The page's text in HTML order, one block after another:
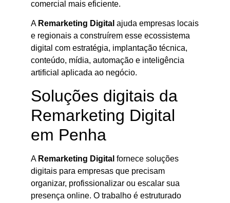
comercial mais eficiente.
A Remarketing Digital ajuda empresas locais
e regionais a construírem esse ecossistema
digital com estratégia, implantação técnica,
conteúdo, mídia, automação e inteligência
artificial aplicada ao negócio.
Soluções digitais da
Remarketing Digital
em Penha
A Remarketing Digital fornece soluções
digitais para empresas que precisam
organizar, profissionalizar ou escalar sua
presença online. O trabalho é estruturado